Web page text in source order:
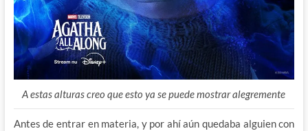
A estas alturas creo que esto ya se puede mostrar alegremente
Antes de entrar en materia, y por ahí aún quedaba alguien con